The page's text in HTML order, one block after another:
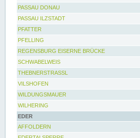
PASSAU DONAU
PASSAU ILZSTADT
PFATTER
PFELLING
REGENSBURG EISERNE BRÜCKE
SCHWABELWEIS
THEBNERSTRASSL
VILSHOFEN
WILDUNGSMAUER
WILHERING
EDER
AFFOLDERN